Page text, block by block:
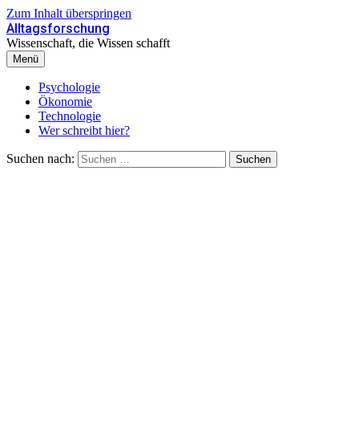
Zum Inhalt überspringen
Alltagsforschung
Wissenschaft, die Wissen schafft
Menü
Psychologie
Ökonomie
Technologie
Wer schreibt hier?
Suchen nach: